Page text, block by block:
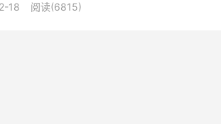
18 阅读(6815)